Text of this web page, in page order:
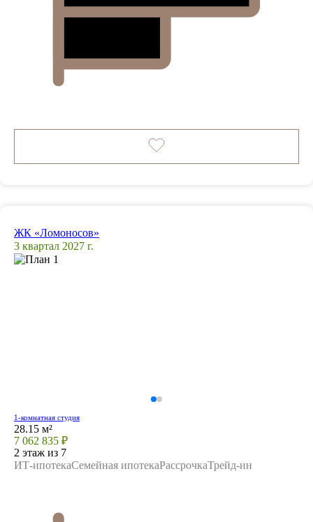
ЖК «Ломоносов»
3 квартал 2027 г.
1-комнатная студия
28.15 м²
7 062 835 ₽
2 этаж из 7
ИТ-ипотекаСемейная ипотекаРассрочкаТрейд-ин